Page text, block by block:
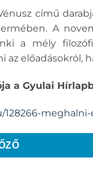
című
A
a mély
az
a Gyulai